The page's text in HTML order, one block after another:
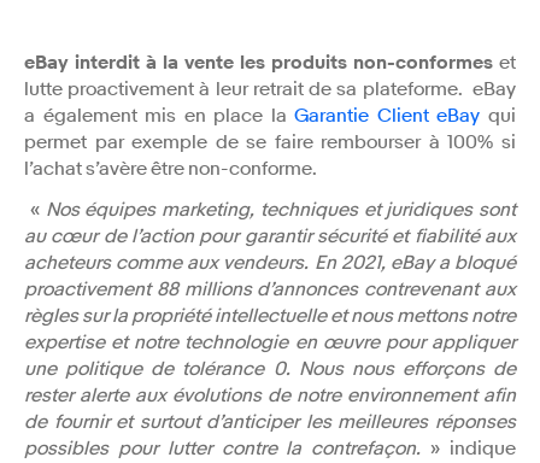
eBay interdit à la vente les produits non-conformes et
lutte proactivement à leur retrait de sa plateforme. eBay
a également mis en place laGarantie Client eBay qui
permet par exemple de se faire rembourser à 100% si
l’achat s’avère être non-conforme.
«Nos équipes marketing, techniques et juridiques sont
au cœur de l’action pour garantir sécurité et fiabilité aux
acheteurs comme aux vendeurs. En 2021, eBay a bloqué
proactivement 88 millions d’annonces contrevenant aux
règles sur la propriété intellectuelle et nous mettons notre
expertise et notre technologie en œuvre pour appliquer
une politique de tolérance 0. Nous nous efforçons de
rester alerte aux évolutions de notre environnement afin
de fournir et surtout d’anticiper les meilleures réponses
possibles pour lutter contre la contrefaçon. » indique